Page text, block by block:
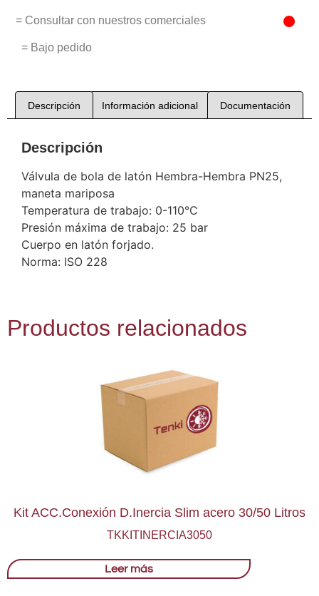
= Consultar con nuestros comerciales
= Bajo pedido
Descripción Información adicional Documentación
Descripción
Válvula de bola de latón Hembra-Hembra PN25,
maneta mariposa
Temperatura de trabajo: 0-110°C
Presión máxima de trabajo: 25 bar
Cuerpo en latón forjado.
Norma: ISO 228
Productos relacionados
Kit ACC.Conexión D.Inercia Slim acero 30/50 Litros
TKKITINERCIA3050
Leer más